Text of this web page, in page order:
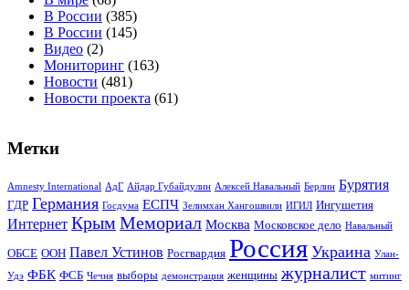
В России (385)
В России (145)
Видео (2)
Мониторинг (163)
Новости (481)
Новости проекта (61)
Метки
Amnesty International АдГ Айдар Губайдулин Алексей Навальный Берлин Бурятия
ГДР Германия Госдума ЕСПЧ Зелимхан Хангошвили ИГИЛ Ингушетия
Интернет Крым Мемориал Москва Московское дело Навальный
ОБСЕ ООН Павел Устинов Росгвардия Россия Украина Улан-
Удэ ФБК ФСБ Чечня выборы демонстрация женщины журналист митинг